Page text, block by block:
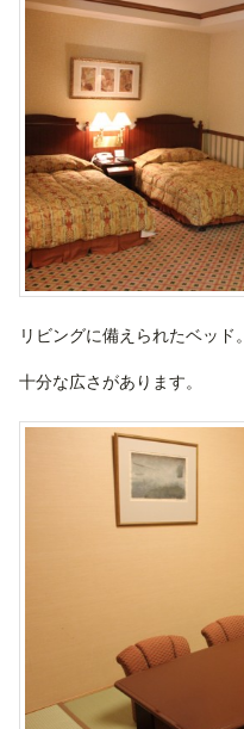
リビングに備えられたベッド。
十分な広さがあります。